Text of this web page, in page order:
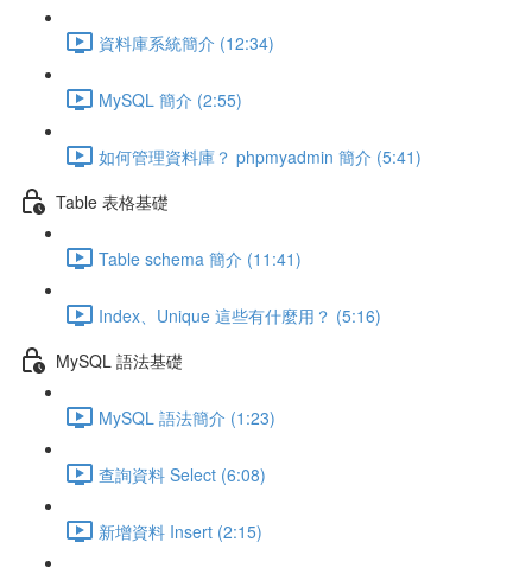
資料庫系統簡介 (12:34)
MySQL 簡介 (2:55)
如何管理資料庫？ phpmyadmin 簡介 (5:41)
Table 表格基礎
Table schema 簡介 (11:41)
Index、Unique 這些有什麼用？ (5:16)
MySQL 語法基礎
MySQL 語法簡介 (1:23)
查詢資料 Select (6:08)
新增資料 Insert (2:15)